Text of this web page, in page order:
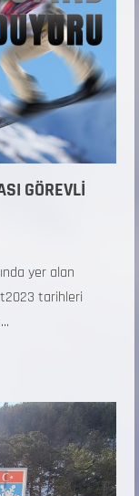
GÖREVLİ
yer alan
tarihleri